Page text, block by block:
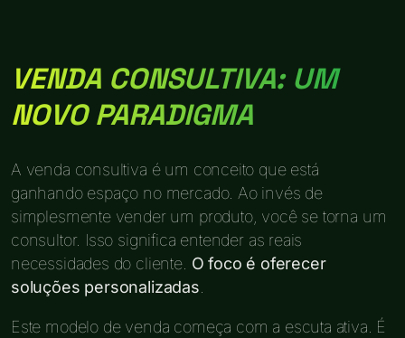
VENDA CONSULTIVA: UM
NOVO PARADIGMA
A venda consultiva é um conceito que está
ganhando espaço no mercado. Ao invés de
simplesmente vender um produto, você se torna um
consultor. Isso significa entender as reais
necessidades do cliente. O foco é oferecer
soluções personalizadas
Este modelo de venda começa com a escuta ativa. É